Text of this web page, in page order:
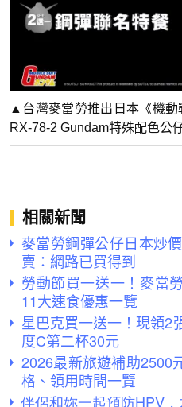
▲台灣麥當勞推出日本《機
RX-78-2 Gundam特殊配色公
相關新聞
麥當勞鋼彈公仔日本炒
賣：網路已買得到
勞動節買一送一！麥當
11大速食優惠一覽
星巴克買一送一！現領
度C第二杯30元
2026最新旅遊補助2500
格、領用時間一覽